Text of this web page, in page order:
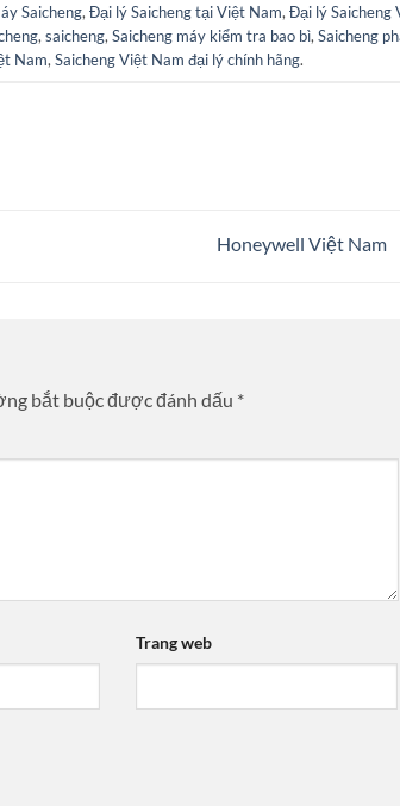
Saicheng,Đại lý Saicheng tại Việt Nam,Đại lý Saicheng
,saicheng,Saicheng máy kiểm tra bao bì,Saicheng
Nam,Saicheng Việt Nam đại lý chính hãng.
Honeywell Việt Nam
bắt buộc được đánh dấu *
Trang web